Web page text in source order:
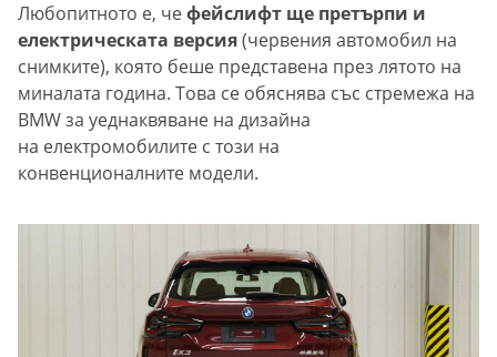
Любопитното е, чефейслифт ще претърпи и
електрическата версия(червения автомобил на
снимките), която беше представена през лятото на
миналата година. Това се обяснява със стремежа на
BMW за уеднаквяване на дизайна
на електромобилите с този на
конвенционалните модели.